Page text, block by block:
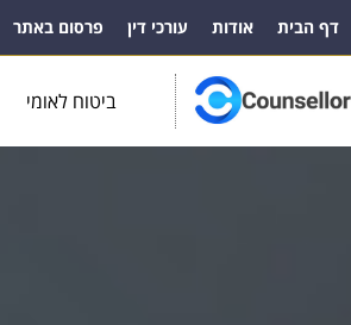
דף הבית אודות עורכי דין פרסום באתר
ביטוח לאומי